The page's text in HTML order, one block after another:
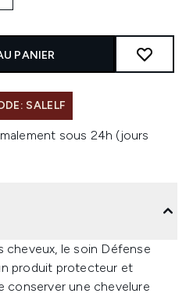
PANIER
SALELF
sous 24h (jours
le soin Défense
produit protecteur et
conserver une chevelure